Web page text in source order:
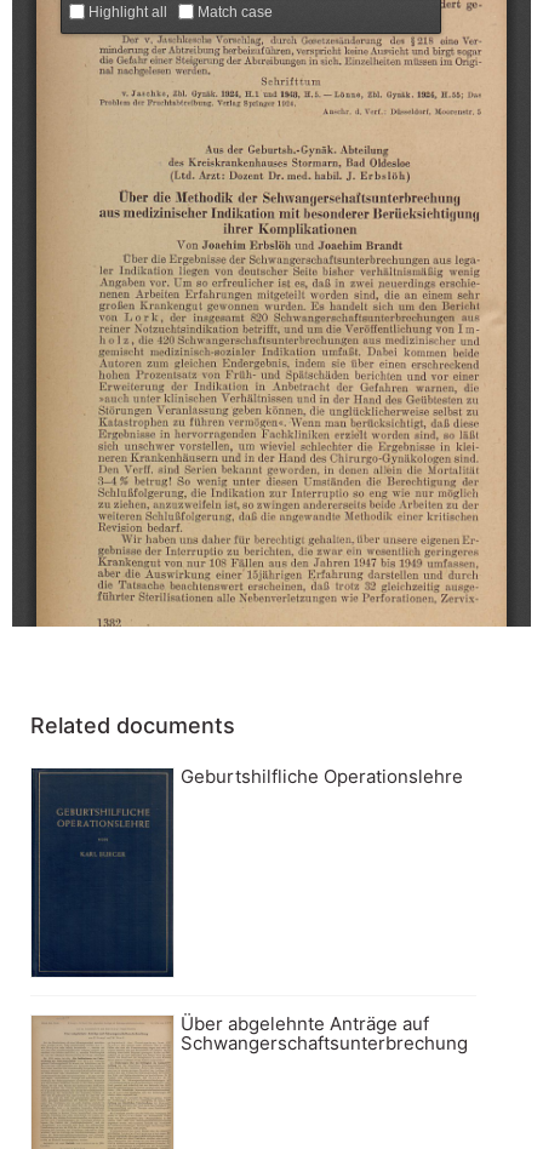
Related documents
Geburtshilfliche Operationslehre
Über abgelehnte Anträge auf
Schwangerschaftsunterbrechung